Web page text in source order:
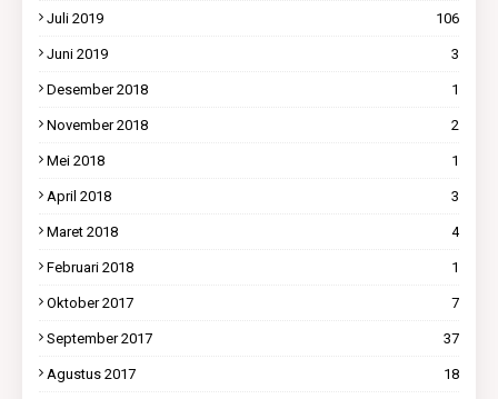
Juli 2019 106
Juni 2019 3
Desember 2018 1
November 2018 2
Mei 2018 1
April 2018 3
Maret 2018 4
Februari 2018 1
Oktober 2017 7
September 2017 37
Agustus 2017 18